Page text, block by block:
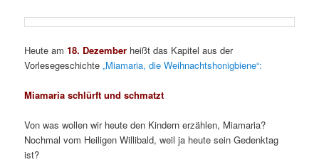
Heute am18. Dezember heißt das Kapitel aus der
Vorlesegeschichte„Miamaria, die Weihnachtshonigbiene“:
Miamaria schlürft und schmatzt
Von was wollen wir heute den Kindern erzählen, Miamaria?
Nochmal vom Heiligen Willibald, weil ja heute sein Gedenktag
ist?